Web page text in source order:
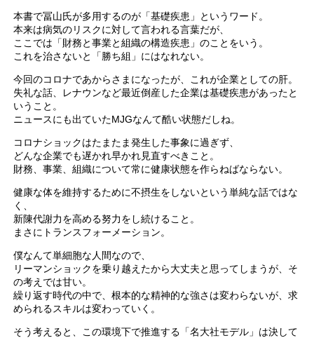
本書で冨山氏が多用するのが「基礎疾患」というワード。
本来は病気のリスクに対して言われる言葉だが、
ここでは「財務と事業と組織の構造疾患」のことをいう。
これを治さないと「勝ち組」にはなれない。
今回のコロナであからさまになったが、これが企業としての肝。
失礼な話、レナウンなど最近倒産した企業は基礎疾患があったと
いうこと。
ニュースにも出ていたMJGなんて酷い状態だしね。
コロナショックはたまたま発生した事象に過ぎず、
どんな企業でも遅かれ早かれ見直すべきこと。
財務、事業、組織について常に健康状態を作らねばならない。
健康な体を維持するために不摂生をしないという単純な話ではな
く、
新陳代謝力を高める努力をし続けること。
まさにトランスフォーメーション。
僕なんて単細胞な人間なので、
リーマンショックを乗り越えたから大丈夫と思ってしまうが、そ
の考えでは甘い。
繰り返す時代の中で、根本的な精神的な強さは変わらないが、求
められるスキルは変わっていく。
そう考えると、この環境下で推進する「名大社モデル」は決して